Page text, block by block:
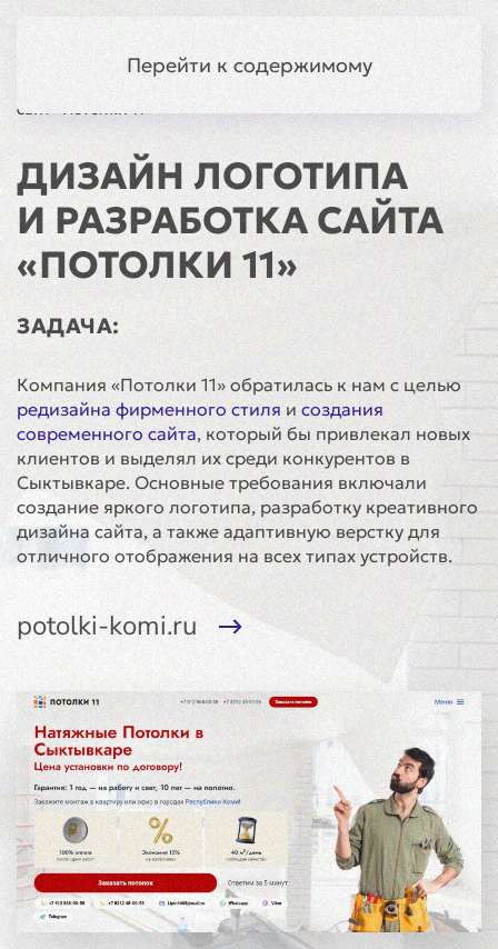
Перейти к содержимому
сайт «Потолки 11»
ДИЗАЙН ЛОГОТИПА
И РАЗРАБОТКА САЙТА
«ПОТОЛКИ 11»
ЗАДАЧА:
Компания «Потолки 11» обратилась к нам с целью
редизайна фирменного стиля и создания
современного сайта, который бы привлекал новых
клиентов и выделял их среди конкурентов в
Сыктывкаре. Основные требования включали
создание яркого логотипа, разработку креативного
дизайна сайта, а также адаптивную верстку для
отличного отображения на всех типах устройств.
potolki-komi.ru